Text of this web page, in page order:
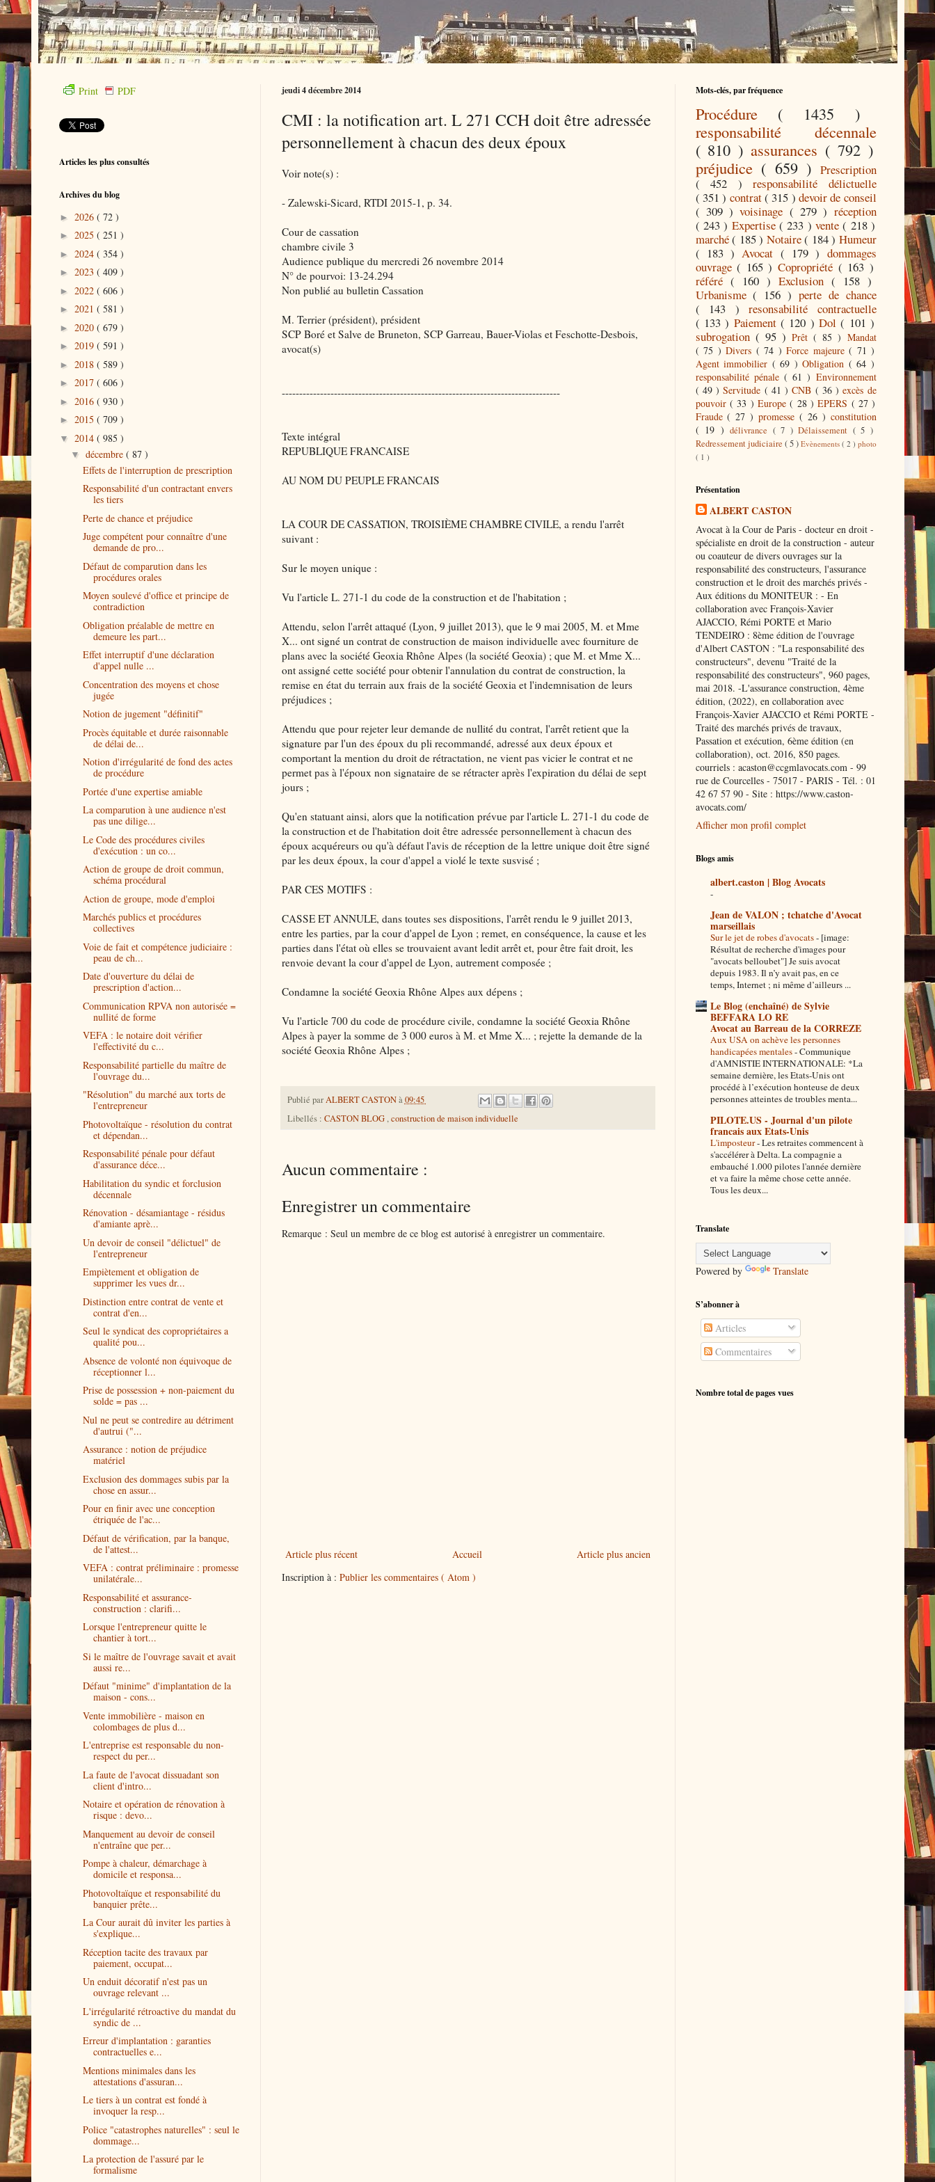
jeudi 4 décembre 2014
CMI : la notification art. L 271 CCH doit être adressée
personnellement à chacun des deux époux
Voir note(s) :
- Zalewski-Sicard, RTDI 2015-1, p. 34.
Cour de cassation
chambre civile 3
Audience publique du mercredi 26 novembre 2014
N° de pourvoi: 13-24.294
Non publié au bulletin Cassation
M. Terrier (président), président
SCP Boré et Salve de Bruneton, SCP Garreau, Bauer-Violas et Feschotte-Desbois,
avocat(s)
--------------------------------------------------------------------------------
Texte intégral
REPUBLIQUE FRANCAISE
AU NOM DU PEUPLE FRANCAIS
LA COUR DE CASSATION, TROISIÈME CHAMBRE CIVILE, a rendu l'arrêt
suivant :
Sur le moyen unique :
Vu l'article L. 271-1 du code de la construction et de l'habitation ;
Attendu, selon l'arrêt attaqué (Lyon, 9 juillet 2013), que le 9 mai 2005, M. et Mme
X... ont signé un contrat de construction de maison individuelle avec fourniture de
plans avec la société Geoxia Rhône Alpes (la société Geoxia) ; que M. et Mme X...
ont assigné cette société pour obtenir l'annulation du contrat de construction, la
remise en état du terrain aux frais de la société Geoxia et l'indemnisation de leurs
préjudices ;
Attendu que pour rejeter leur demande de nullité du contrat, l'arrêt retient que la
signature par l'un des époux du pli recommandé, adressé aux deux époux et
comportant la mention du droit de rétractation, ne vient pas vicier le contrat et ne
permet pas à l'époux non signataire de se rétracter après l'expiration du délai de sept
jours ;
Qu'en statuant ainsi, alors que la notification prévue par l'article L. 271-1 du code de
la construction et de l'habitation doit être adressée personnellement à chacun des
époux acquéreurs ou qu'à défaut l'avis de réception de la lettre unique doit être signé
par les deux époux, la cour d'appel a violé le texte susvisé ;
PAR CES MOTIFS :
CASSE ET ANNULE, dans toutes ses dispositions, l'arrêt rendu le 9 juillet 2013,
entre les parties, par la cour d'appel de Lyon ; remet, en conséquence, la cause et les
parties dans l'état où elles se trouvaient avant ledit arrêt et, pour être fait droit, les
renvoie devant la cour d'appel de Lyon, autrement composée ;
Condamne la société Geoxia Rhône Alpes aux dépens ;
Vu l'article 700 du code de procédure civile, condamne la société Geoxia Rhône
Alpes à payer la somme de 3 000 euros à M. et Mme X... ; rejette la demande de la
société Geoxia Rhône Alpes ;
Publié parALBERT CASTONà09:45
Libellés : CASTON BLOG,construction de maison individuelle
Aucun commentaire :
Enregistrer un commentaire
Remarque : Seul un membre de ce blog est autorisé à enregistrer un commentaire.
Article plus récent Article plus ancien
Accueil
Inscription à : Publier les commentaires ( Atom )
Print PDF
Articles les plus consultés
Archives du blog
► 2026 ( 72 )
► 2025 ( 251 )
► 2024 ( 354 )
► 2023 ( 409 )
► 2022 ( 606 )
► 2021 ( 581 )
► 2020 ( 679 )
► 2019 ( 591 )
► 2018 ( 589 )
► 2017 ( 606 )
► 2016 ( 930 )
► 2015 ( 709 )
▼ 2014 ( 985 )
▼décembre( 87 )
Effets de l'interruption de prescription
Responsabilité d'un contractant envers
les tiers
Perte de chance et préjudice
Juge compétent pour connaître d'une
demande de pro...
Défaut de comparution dans les
procédures orales
Moyen soulevé d'office et principe de
contradiction
Obligation préalable de mettre en
demeure les part...
Effet interruptif d'une déclaration
d'appel nulle ...
Concentration des moyens et chose
jugée
Notion de jugement "définitif"
Procès équitable et durée raisonnable
de délai de...
Notion d'irrégularité de fond des actes
de procédure
Portée d'une expertise amiable
La comparution à une audience n'est
pas une dilige...
Le Code des procédures civiles
d'exécution : un co...
Action de groupe de droit commun,
schéma procédural
Action de groupe, mode d'emploi
Marchés publics et procédures
collectives
Voie de fait et compétence judiciaire :
peau de ch...
Date d'ouverture du délai de
prescription d'action...
Communication RPVA non autorisée =
nullité de forme
VEFA : le notaire doit vérifier
l'effectivité du c...
Responsabilité partielle du maître de
l'ouvrage du...
"Résolution" du marché aux torts de
l'entrepreneur
Photovoltaïque - résolution du contrat
et dépendan...
Responsabilité pénale pour défaut
d'assurance déce...
Habilitation du syndic et forclusion
décennale
Rénovation - désamiantage - résidus
d'amiante aprè...
Un devoir de conseil "délictuel" de
l'entrepreneur
Empiètement et obligation de
supprimer les vues dr...
Distinction entre contrat de vente et
contrat d'en...
Seul le syndicat des copropriétaires a
qualité pou...
Absence de volonté non équivoque de
réceptionner l...
Prise de possession + non-paiement du
solde = pas ...
Nul ne peut se contredire au détriment
d'autrui ("...
Assurance : notion de préjudice
matériel
Exclusion des dommages subis par la
chose en assur...
Pour en finir avec une conception
étriquée de l'ac...
Défaut de vérification, par la banque,
de l'attest...
VEFA : contrat préliminaire : promesse
unilatérale...
Responsabilité et assurance-
construction : clarifi...
Lorsque l'entrepreneur quitte le
chantier à tort...
Si le maître de l'ouvrage savait et avait
aussi re...
Défaut "minime" d'implantation de la
maison - cons...
Vente immobilière - maison en
colombages de plus d...
L'entreprise est responsable du non-
respect du per...
La faute de l'avocat dissuadant son
client d'intro...
Notaire et opération de rénovation à
risque : devo...
Manquement au devoir de conseil
n'entraîne que per...
Pompe à chaleur, démarchage à
domicile et responsa...
Photovoltaïque et responsabilité du
banquier prête...
La Cour aurait dû inviter les parties à
s'explique...
Réception tacite des travaux par
paiement, occupat...
Un enduit décoratif n'est pas un
ouvrage relevant ...
L'irrégularité rétroactive du mandat du
syndic de ...
Erreur d'implantation : garanties
contractuelles e...
Mentions minimales dans les
attestations d'assuran...
Le tiers à un contrat est fondé à
invoquer la resp...
Police "catastrophes naturelles" : seul le
dommage...
La protection de l'assuré par le
formalisme
Mots-clés, par fréquence
Procédure ( 1435 )
responsabilité décennale
( 810 )assurances ( 792 )
préjudice ( 659 ) Prescription
( 452 ) responsabilité délictuelle
( 351 ) contrat( 315 ) devoir de conseil
( 309 )voisinage ( 279 ) réception
( 243 ) Expertise ( 233 )vente( 218 )
marché( 185 ) Notaire( 184 ) Humeur
( 183 )Avocat ( 179 ) dommages
ouvrage( 165 ) Copropriété ( 163 )
référé ( 160 ) Exclusion ( 158 )
Urbanisme( 156 ) perte de chance
( 143 ) resonsabilité contractuelle
( 133 ) Paiement ( 120 )Dol( 101 )
subrogation ( 95 ) Prêt( 85 ) Mandat
( 75 ) Divers ( 74 ) Force majeure ( 71 )
Agent immobilier ( 69 )Obligation ( 64 )
responsabilité pénale ( 61 ) Environnement
( 49 )Servitude ( 41 )CNB ( 36 )excès de
pouvoir ( 33 ) Europe( 28 )EPERS ( 27 )
Fraude( 27 ) promesse ( 26 ) constitution
( 19 )délivrance ( 7 )Délaissement ( 5 )
Redressement judiciaire ( 5 ) Evènements ( 2 ) photo
( 1 )
Présentation
ALBERT CASTON
Avocat à la Cour de Paris - docteur en droit -
spécialiste en droit de la construction - auteur
ou coauteur de divers ouvrages sur la
responsabilité des constructeurs, l'assurance
construction et le droit des marchés privés -
Aux éditions du MONITEUR : - En
collaboration avec François-Xavier
AJACCIO, Rémi PORTE et Mario
TENDEIRO : 8ème édition de l'ouvrage
d'Albert CASTON : "La responsabilité des
constructeurs", devenu "Traité de la
responsabilité des constructeurs", 960 pages,
mai 2018. -L'assurance construction, 4ème
édition, (2022), en collaboration avec
François-Xavier AJACCIO et Rémi PORTE -
Traité des marchés privés de travaux,
Passation et exécution, 6ème édition (en
collaboration), oct. 2016, 850 pages.
courriels : acaston@ccgmlavocats.com - 99
rue de Courcelles - 75017 - PARIS - Tél. : 01
42 67 57 90 - Site : https://www.caston-
avocats.com/
Afficher mon profil complet
Blogs amis
albert.caston | Blog Avocats
-
Jean de VALON ; tchatche d'Avocat
marseillais
Sur le jet de robes d'avocats- [image:
Résultat de recherche d'images pour
"avocats belloubet"] Je suis avocat
depuis 1983. Il n’y avait pas, en ce
temps, Internet ; ni même d’ailleurs ...
Le Blog (enchaîné) de Sylvie
BEFFARA LO RE
Avocat au Barreau de la CORREZE
Aux USA on achève les personnes
handicapées mentales-Communique
d'AMNISTIE INTERNATIONALE: *La
semaine dernière, les Etats-Unis ont
procédé à l’exécution honteuse de deux
personnes atteintes de troubles menta...
PILOTE.US - Journal d'un pilote
francais aux Etats-Unis
L'imposteur-Les retraites commencent à
s'accélérer à Delta. La compagnie a
embauché 1.000 pilotes l'année dernière
et va faire la même chose cette année.
Tous les deux...
Translate
Powered by Translate
S’abonner à
Articles
Commentaires
Nombre total de pages vues